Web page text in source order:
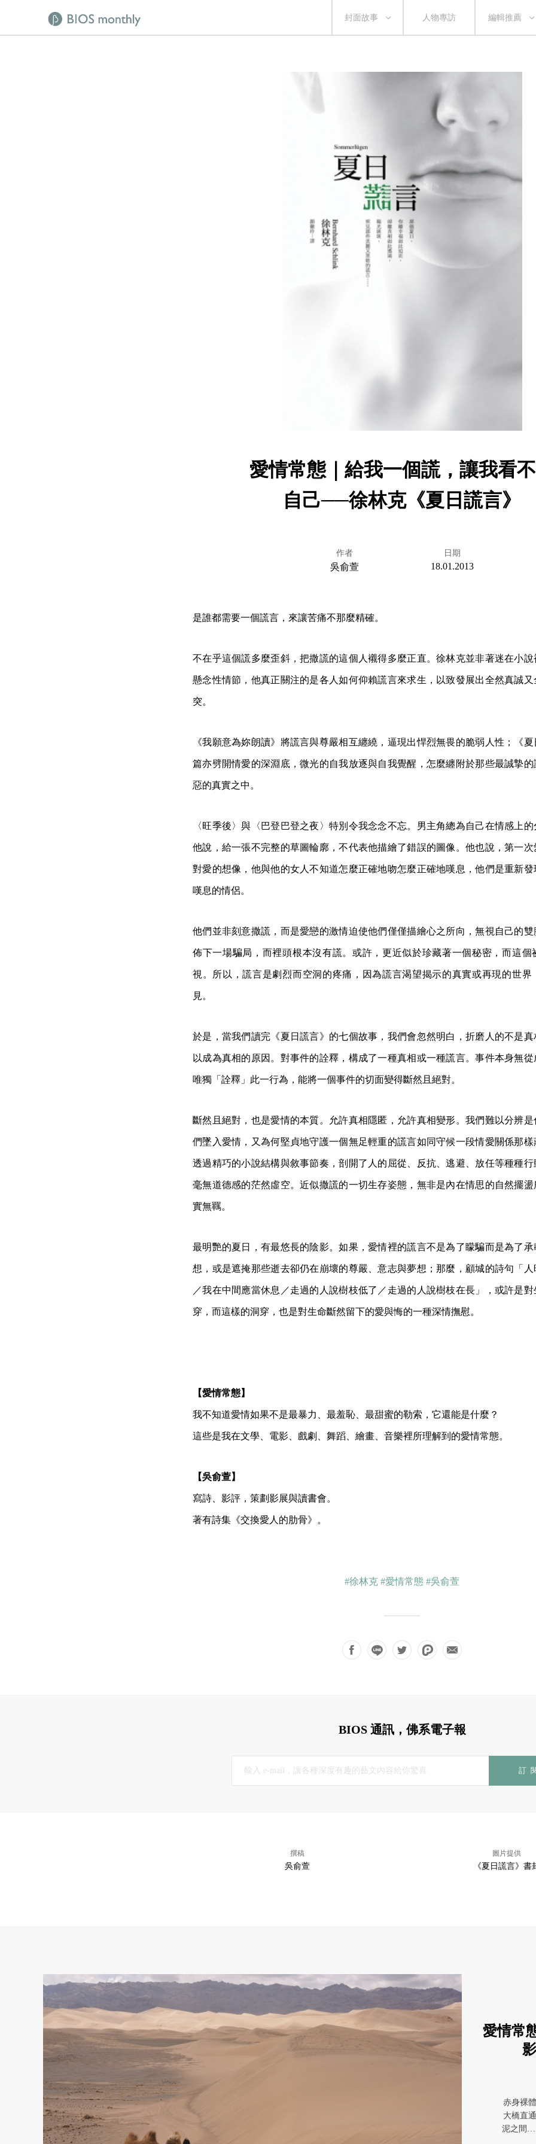
封面故事 人物專訪 編輯推薦
愛情常態｜給我一個謊，讓我看
自己──徐林克《夏日謊言》
作者
吳俞萱
日期
18.01.2013
是誰都需要一個謊言，來讓苦痛不那麼精確。
不在乎這個謊多麼歪斜，把撒謊的這個人襯得多麼正直。徐林克並非著迷在小
懸念性情節，他真正關注的是各人如何仰賴謊言來求生，以致發展出全然真誠
突。
《我願意為妳朗讀》將謊言與尊嚴相互纏繞，逼現出悍烈無畏的脆弱人性；《
篇亦劈開情愛的深淵底，微光的自我放逐與自我覺醒，怎麼纏附於那些最誠摯
惡的真實之中。
〈旺季後〉與〈巴登巴登之夜〉特別令我念念不忘。男主角總為自己在情感上
他說，給一張不完整的草圖輪廓，不代表他描繪了錯誤的圖像。他也說，第一
對愛的想像，他與他的女人不知道怎麼正確地吻怎麼正確地嘆息，他們是重新
嘆息的情侶。
他們並非刻意撒謊，而是愛戀的激情迫使他們僅僅描繪心之所向，無視自己的
佈下一場騙局，而裡頭根本沒有謊。或許，更近似於珍藏著一個秘密，而這個
視。所以，謊言是劇烈而空洞的疼痛，因為謊言渴望揭示的真實或再現的世界
見。
於是，當我們讀完《夏日謊言》的七個故事，我們會忽然明白，折磨人的不是
以成為真相的原因。對事件的詮釋，構成了一種真相或一種謊言。事件本身無
唯獨「詮釋」此一行為，能將一個事件的切面變得斷然且絕對。
斷然且絕對，也是愛情的本質。允許真相隱匿，允許真相變形。我們難以分辨
們墜入愛情，又為何堅貞地守護一個無足輕重的謊言如同守候一段情愛關係那
透過精巧的小說結構與敘事節奏，剖開了人的屈從、反抗、逃避、放任等種種
毫無道德感的茫然虛空。近似撒謊的一切生存姿態，無非是內在情思的自然擺
實無羈。
最明艷的夏日，有最悠長的陰影。如果，愛情裡的謊言不是為了矇騙而是為了
想，或是遮掩那些逝去卻仍在崩壞的尊嚴、意志與夢想；那麼，顧城的詩句「
／我在中間應當休息／走過的人說樹枝低了／走過的人說樹枝在長」，或許是
穿，而這樣的洞穿，也是對生命斷然留下的愛與悔的一種深情撫慰。
【愛情常態】
我不知道愛情如果不是最暴力、最羞恥、最甜蜜的勒索，它還能是什麼？
這些是我在文學、電影、戲劇、舞蹈、繪畫、音樂裡所理解到的愛情常態。
【吳俞萱】
寫詩、影評，策劃影展與讀書會。
著有詩集《交換愛人的肋骨》。
#徐林克 #愛情常態 #吳俞萱
BIOS 通訊，佛系電子報
訂
撰稿
吳俞萱
圖片提供
《夏日謊言》書
愛情常
赤身裸
大橋直
泥之間